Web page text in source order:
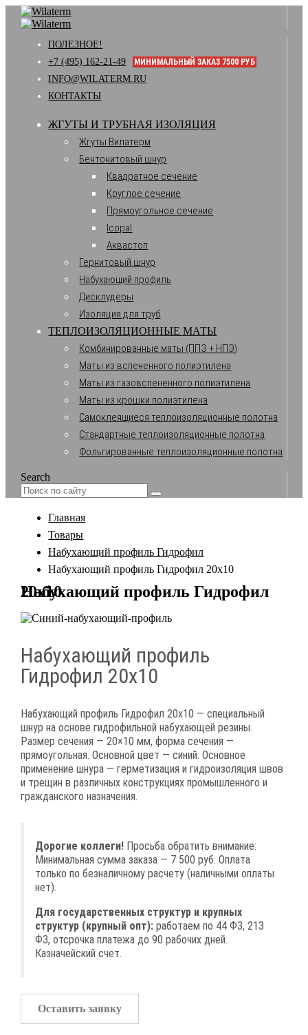
ПОЛЕЗНОЕ!
+7 (495) 162-21-49
МИНИМАЛЬНЫЙ ЗАКАЗ 7500 РУБ
INFO@WILATERM.RU
КОНТАКТЫ
ЖГУТЫ И ТРУБНАЯ ИЗОЛЯЦИЯ
Жгуты Вилатерм
Бентонитовый шнур
Квадратное сечение
Круглое сечение
Прямоугольное сечение
Icopal
Аквастоп
Гернитовый шнур
Набухающий профиль
Дисклудеры
Изоляция для труб
ТЕПЛОИЗОЛЯЦИОННЫЕ МАТЫ
Комбинированные маты (ППЭ + НПЭ)
Маты из вспененного полиэтилена
Маты из газовспененного полиэтилена
Маты из крошки полиэтилена
Самоклеящиеся теплоизоляционные полотна
Стандартные теплоизоляционные полотна
Фольгированные теплоизоляционные полотна
Search
Главная
Товары
Набухающий профиль Гидрофил
Набухающий профиль Гидрофил 20х10
Набухающий профиль Гидрофил 20х10
Набухающий профиль
Гидрофил 20х10
Набухающий профиль Гидрофил 20х10 — специальный
шнур на основе гидрофильной набухающей резины.
Размер сечения — 20×10 мм, форма сечения —
прямоугольная. Основной цвет — синий. Основное
применение шнура — герметизация и гидроизоляция швов
и трещин в различных конструкциях промышленного и
гражданского назначения.
Дорогие коллеги! Просьба обратить внимание:
Минимальная сумма заказа — 7 500 руб. Оплата
только по безналичному расчету (наличными оплаты
нет).
Для государственных структур и крупных
структур (крупный опт): работаем по 44 ФЗ, 213
ФЗ, отсрочка платежа до 90 рабочих дней.
Казначейский счет.
Оставить заявку